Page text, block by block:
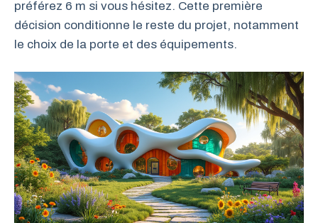
préférez 6 m si vous hésitez. Cette première
décision conditionne le reste du projet, notamment
le choix de la porte et des équipements.